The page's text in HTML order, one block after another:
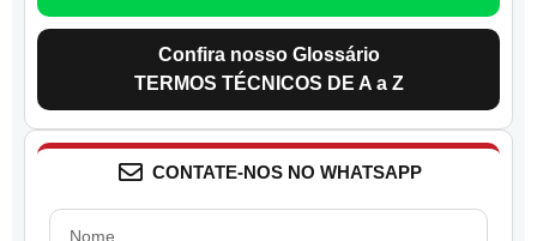
Confira nosso Glossário
TERMOS TÉCNICOS DE A a Z
CONTATE-NOS NO WHATSAPP